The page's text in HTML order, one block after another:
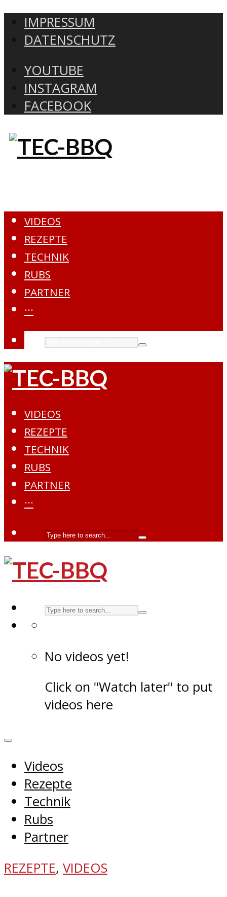
IMPRESSUM
DATENSCHUTZ
YOUTUBE
INSTAGRAM
FACEBOOK
VIDEOS
REZEPTE
TECHNIK
RUBS
PARTNER
···
VIDEOS
REZEPTE
TECHNIK
RUBS
PARTNER
···
No videos yet!
Click on "Watch later" to put
videos here
Videos
Rezepte
Technik
Rubs
Partner
REZEPTE, VIDEOS